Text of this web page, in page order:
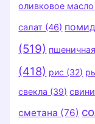
оливковое масло
салат (46)
(519)
(418) рис (32)
свекла (39)
сметана (76)